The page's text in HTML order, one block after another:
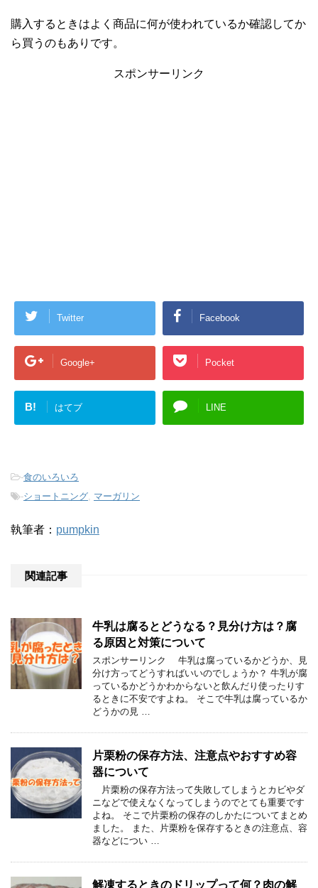
購入するときはよく商品に何が使われているか確認してか
ら買うのもありです。
スポンサーリンク
Twitter Facebook
Google+ Pocket
B! はてブ LINE
-食のいろいろ
-ショートニング マーガリン
執筆者： pumpkin
関連記事
牛乳は腐るとどうなる？見分け方は？腐
る原因と対策について
スポンサーリンク 牛乳は腐っているかどうか、見
分け方ってどうすればいいのでしょうか？ 牛乳が腐
っているかどうかわからないと飲んだり使ったりす
るときに不安ですよね。 そこで牛乳は腐っているか
どうかの見 …
片栗粉の保存方法、注意点やおすすめ容
器について
片栗粉の保存方法って失敗してしまうとカビやダ
ニなどで使えなくなってしまうのでとても重要です
よね。 そこで片栗粉の保存のしかたについてまとめ
ました。 また、片栗粉を保存するときの注意点、容
器などについ …
解凍するときのドリップって何？肉の解